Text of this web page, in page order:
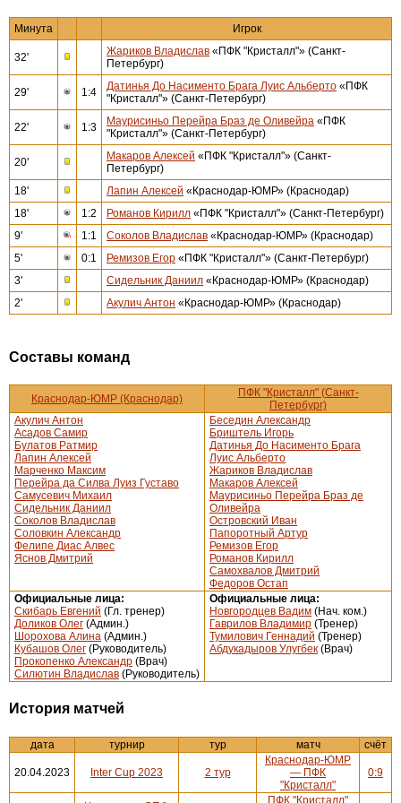
Минута Игрок
32' Жариков Владислав «ПФК "Кристалл"» (Санкт-
Петербург)
29' 1:4 Датинья До Насименто Брага Луис Альберто «ПФК
"Кристалл"» (Санкт-Петербург)
22' 1:3 Маурисиньо Перейра Браз де Оливейра «ПФК
"Кристалл"» (Санкт-Петербург)
20' Макаров Алексей «ПФК "Кристалл"» (Санкт-
Петербург)
18'
Лапин Алексей «Краснодар-ЮМР» (Краснодар)
18'
1:2 Романов Кирилл «ПФК "Кристалл"» (Санкт-Петербург)
9'
1:1 Соколов Владислав «Краснодар-ЮМР» (Краснодар)
5'
0:1 Ремизов Егор «ПФК "Кристалл"» (Санкт-Петербург)
3'
Сидельник Даниил «Краснодар-ЮМР» (Краснодар)
2'
Акулич Антон «Краснодар-ЮМР» (Краснодар)
Составы команд
Краснодар-ЮМР (Краснодар)
ПФК "Кристалл" (Санкт-
Петербург)
Акулич Антон
Асадов Самир
Булатов Ратмир
Лапин Алексей
Марченко Максим
Перейра да Силва Луиз Густаво
Самусевич Михаил
Сидельник Даниил
Соколов Владислав
Соловкин Александр
Фелипе Диас Алвес
Яснов Дмитрий
Беседин Александр
Бриштель Игорь
Датинья До Насименто Брага
Луис Альберто
Жариков Владислав
Макаров Алексей
Маурисиньо Перейра Браз де
Оливейра
Островский Иван
Папоротный Артур
Ремизов Егор
Романов Кирилл
Самохвалов Дмитрий
Федоров Остап
Официальные лица:
Скибарь Евгений (Гл. тренер)
Доликов Олег (Админ.)
Шорохова Алина (Админ.)
Кубашов Олег (Руководитель)
Прокопенко Александр (Врач)
Силютин Владислав (Руководитель)
Официальные лица:
Новгородцев Вадим (Нач. ком.)
Гаврилов Владимир (Тренер)
Тумилович Геннадий (Тренер)
Абдукадыров Улугбек (Врач)
История матчей
дата турнир тур матч счёт
20.04.2023 Inter Cup 2023 2 тур
Краснодар-ЮМР
— ПФК
"Кристалл"
0:9
ПФК "Кристалл"